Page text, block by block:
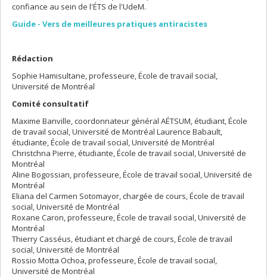
confiance au sein de l'ÉTS de l'UdeM.
Guide - Vers de meilleures pratiques antiracistes
Rédaction
Sophie Hamisultane, professeure, École de travail social,
Université de Montréal
Comité consultatif
Maxime Banville, coordonnateur général AÉTSUM, étudiant, École
de travail social, Université de Montréal Laurence Babault,
étudiante, École de travail social, Université de Montréal
Christchna Pierre, étudiante, École de travail social, Université de
Montréal
Aline Bogossian, professeure, École de travail social, Université de
Montréal
Eliana del Carmen Sotomayor, chargée de cours, École de travail
social, Université de Montréal
Roxane Caron, professeure, École de travail social, Université de
Montréal
Thierry Casséus, étudiant et chargé de cours, École de travail
social, Université de Montréal
Rossio Motta Ochoa, professeure, École de travail social,
Université de Montréal